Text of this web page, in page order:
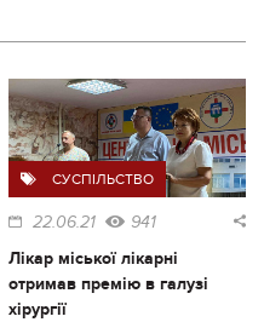
СУСПІЛЬСТВО
22.06.21 941
Лікар міської лікарні
отримав премію в галузі
хірургії